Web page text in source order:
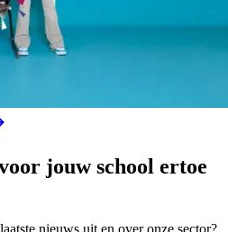
jouw school ertoe
nieuws uit en over onze sector?